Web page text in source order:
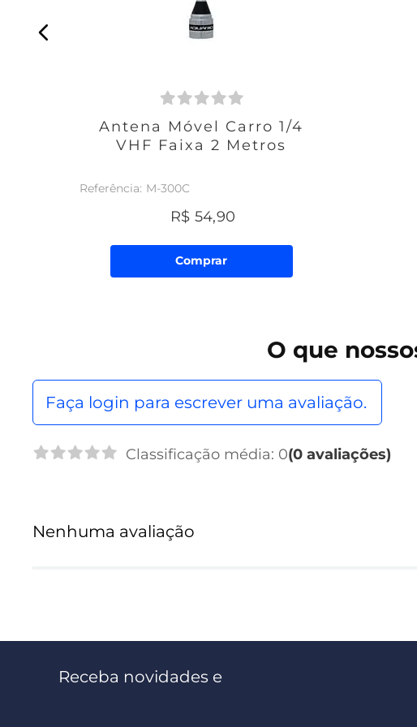
Antena Móvel Carro 1/4
VHF Faixa 2 Metros
M-300C
R$ 54,90
Comprar
O que
Classificação média: 0(0 avaliações)
Faça login para escrever uma avaliação.
Nenhuma avaliação
Receba novidades e